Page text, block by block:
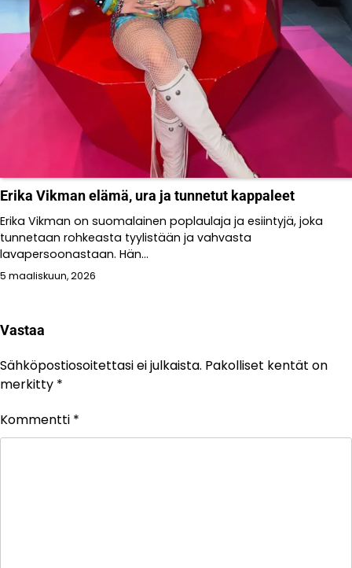
Erika Vikman elämä, ura ja tunnetut kappaleet
Erika Vikman on suomalainen poplaulaja ja esiintyjä, joka
tunnetaan rohkeasta tyylistään ja vahvasta
lavapersoonastaan. Hän...
5 maaliskuun, 2026
Vastaa
Sähköpostiosoitettasi ei julkaista. Pakolliset kentät on
merkitty *
Kommentti *